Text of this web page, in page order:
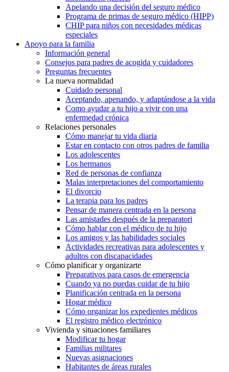
Apelando una decisión del seguro médico
Programa de primas de seguro médico (HIPP)
CHIP para niños con necesidades médicas
especiales
Apoyo para la familia
Información general
Consejos para padres de acogida y cuidadores
Preguntas frecuentes
La nueva normalidad
Cuidado personal
Aceptando, apenando, y adaptándose a la vida
Como ayudar a tu hijo a vivir con una
enfermedad crónica
Relaciones personales
Cómo manejar tu vida diaria
Estar en contacto con otros padres de familia
Los adolescentes
Los hermanos
Red de personas de confianza
Malas interpretaciones del comportamiento
El divorcio
La terapia para los padres
Pensar de manera centrada en la persona
Las amistades después de la preparatori
Cómo hablar con el médico de tu hijo
Los amigos y las habilidades sociales
Actividades recreativas para adolescentes y
adultos con discapacidades
Cómo planificar y organizarte
Preparativos para casos de emergencia
Cuando ya no puedas cuidar de tu hijo
Planificación centrada en la persona
Hogar médico
Cómo organizar los expedientes médicos
El registro médico electrónico
Vivienda y situaciones familiares
Modificar tu hogar
Familias militares
Nuevas asignaciones
Habitantes de áreas rurales